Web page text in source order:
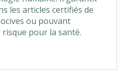
les articles certifiés de
ou pouvant
pour la santé.